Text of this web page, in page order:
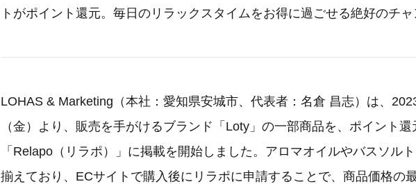
トがポイント還元。毎日のリラックスタイムをお得に過ごせる絶好のチャ
LOHAS & Marketing（本社：愛知県安城市、代表者：名倉 昌志）は、
（金）より、販売を手がけるブランド「Loty」の一部商品を、ポイント還
「Relapo（リラポ）」に掲載を開始しました。アロマオイルやバスソル
揃えており、ECサイトで購入後にリラポに申請することで、商品価格の